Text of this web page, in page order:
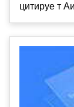
цитируе т